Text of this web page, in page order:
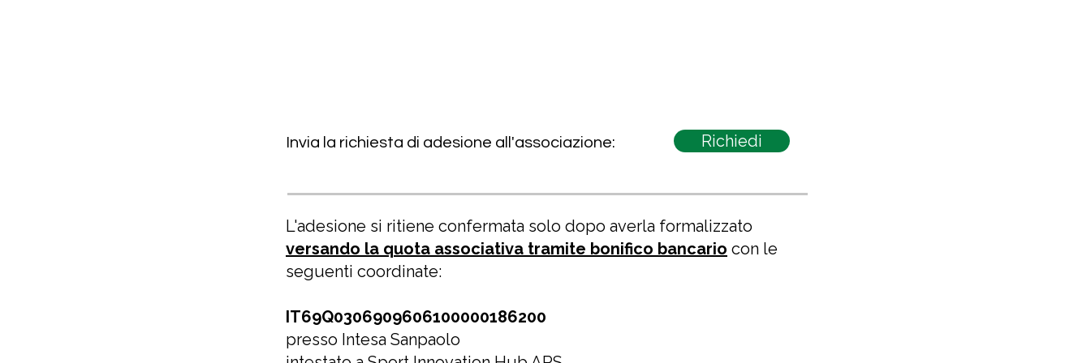
Invia la richiesta di adesione all'associazione: Richiedi
L'adesione si ritiene confermata solo dopo averla formalizzato
versando la quota associativa tramite bonifico bancario con le
seguenti coordinate:
IT69Q0306909606100000186200
presso Intesa Sanpaolo